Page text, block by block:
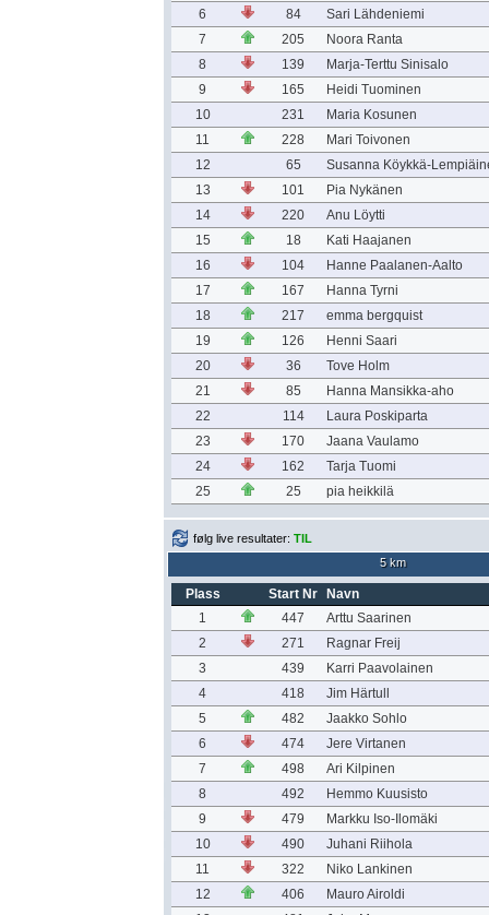
6
84
Sari Lähdeniemi
7
205
Noora Ranta
8
139
Marja-Terttu Sinisalo
9
165
Heidi Tuominen
10
231
Maria Kosunen
11
228
Mari Toivonen
12
65
Susanna Köykkä-
13
101
Pia Nykänen
14
220
Anu Löytti
15
18
Kati Haajanen
16
104
Hanne Paalanen-Aalto
17
167
Hanna Tyrni
18
217
emma bergquist
19
126
Henni Saari
20
36
Tove Holm
21
85
Hanna Mansikka-aho
22
114
Laura Poskiparta
23
170
Jaana Vaulamo
24
162
Tarja Tuomi
25
25 pia heikkilä
følg live resultater: TIL
5 km
Plass Start Nr
Navn
1
447
Arttu Saarinen
2
271
Ragnar Freij
3
439
Karri Paavolainen
4
418
Jim Härtull
5
482
Jaakko Sohlo
6
474
Jere Virtanen
7
498
Ari Kilpinen
8
492
Hemmo Kuusisto
9
479
Markku Iso-Ilomäki
10
490
Juhani Riihola
11
322
Niko Lankinen
12
406
Mauro Airoldi